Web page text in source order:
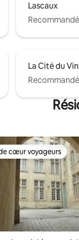
Lascaux
La Cité du Vin
cœur voyageurs les
cœur voyageurs